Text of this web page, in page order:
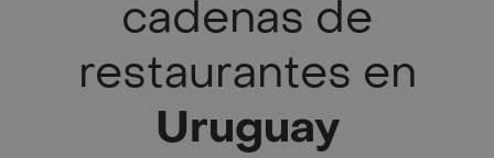
cadenas de
restaurantes en
Uruguay